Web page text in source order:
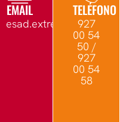
EMAIL TELÉFONO
927
00 54
50 /
927
00 54
58